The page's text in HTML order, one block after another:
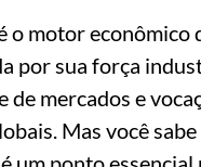
o motor econômico
por sua força
de mercados e
Mas você